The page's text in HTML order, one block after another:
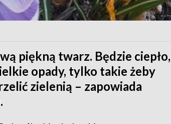
piękną twarz. Będzie ciepło,
opady, tylko takie żeby
zielenią – zapowiada